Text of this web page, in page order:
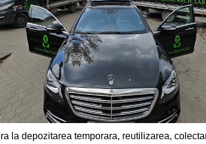
la depozitarea temporara, reutilizarea,